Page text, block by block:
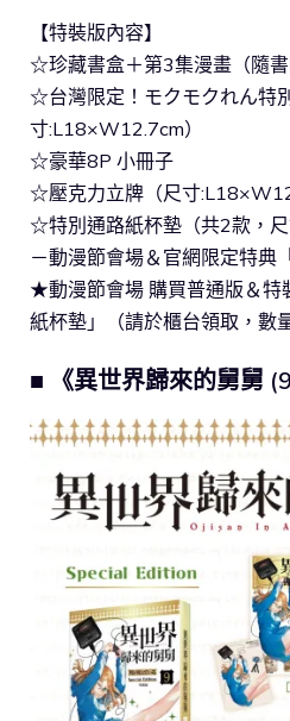
【特裝版內容】
☆珍藏書盒＋第3集漫畫（隨書
☆台灣限定！モクモクれん特
寸:L18×W12.7cm）
☆豪華8P 小冊子
☆壓克力立牌（尺寸
☆特別通路紙杯墊（共2款，
－動漫節會場＆官網限定特典
★動漫節會場 購買普通版＆特
紙杯墊」（請於櫃台領取，數
■ 《異世界歸來的舅舅